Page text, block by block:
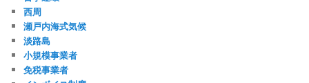
西周
瀬戸内海式気候
淡路島
小規模事業者
免税事業者